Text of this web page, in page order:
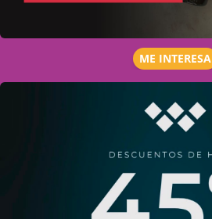
ME INTERESA